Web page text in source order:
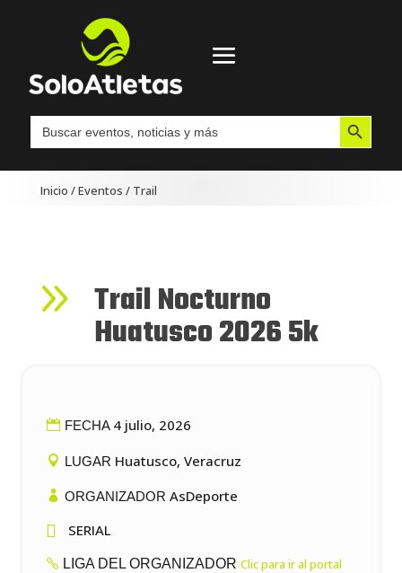
Buscar: Botón de búsqueda
Inicio /Eventos / Trail
9 Trail Nocturno
Huatusco 2026 5k
FECHA 4 julio, 2026
LUGAR Huatusco, Veracruz
ORGANIZADOR AsDeporte
 SERIAL
LIGA DEL ORGANIZADOR Clic para ir al portal